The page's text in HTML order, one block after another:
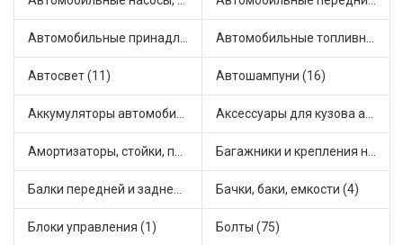
Автомобильные принадлежности и аксессуары (3) Автомобильные топливные насосы (16)
Автосвет (11) Автошампуни (16)
Аккумуляторы автомобильные (1) Аксессуары для кузова автомобиля (1)
Амортизаторы, стойки, подушки стоек (36) Багажники и крепления на крышу (1)
Балки передней и задней подвески (4) Бачки, баки, емкости (4)
Блоки управления (1) Болты (75)